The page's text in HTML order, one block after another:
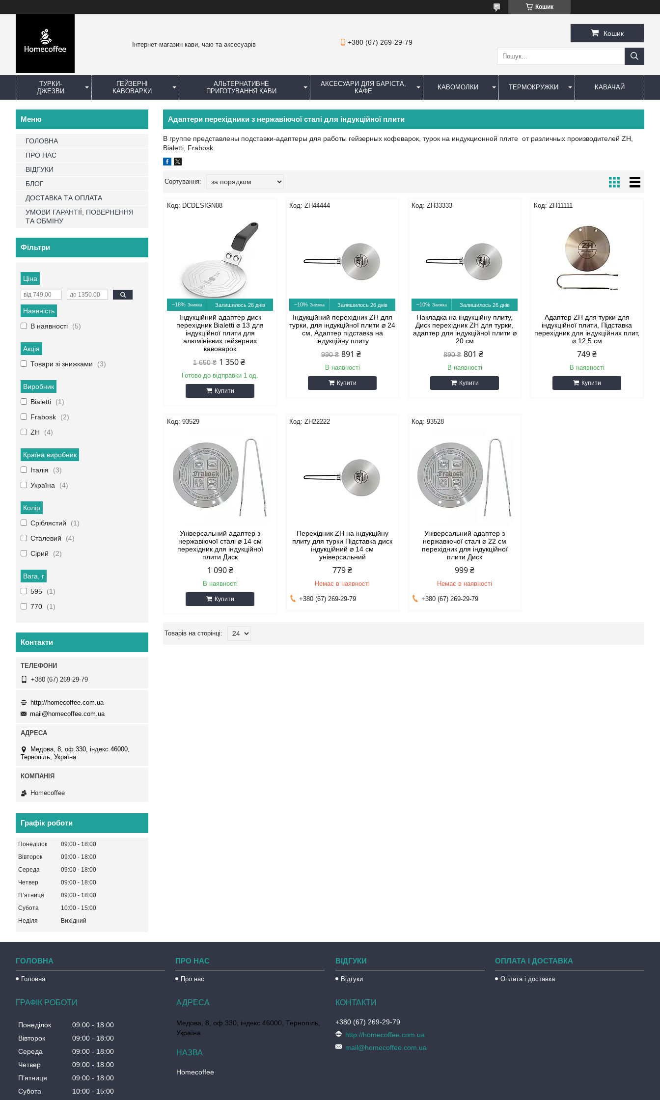
Кошик
Інтернет-магазин кави, чаю та аксесуарів +380 (67) 269-29-79
Кошик
ТУРКИ-
ДЖЕЗВИ
ГЕЙЗЕРНІ
КАВОВАРКИ
АЛЬТЕРНАТИВНЕ
ПРИГОТУВАННЯ КАВИ
АКСЕСУАРИ ДЛЯ БАРІСТА,
КАФЕ
КАВОМОЛКИ ТЕРМОКРУЖКИ КАВАЧАЙ
Адаптери перехідники з нержавіючої сталі для індукційної плити
В группе представлены подставки-адаптеры для работы гейзерных кофеварок, турок на индукционной плите от различных производителей ZH,
Bialetti, Frabosk.
DCDESIGN08
–18% Залишилось 26 днів
Індукційний адаптер диск
перехідник Bialetti ⌀ 13 для
індукційної плити для
алюмінієвих гейзерних
кавоварок
1 650 ₴ 1 350 ₴
Готово до відправки 1 од.
Купити
ZH44444
–10% Залишилось 26 днів
Індукційний перехідник ZH для
турки, для індукційної плити ⌀ 24
см, Адаптер підставка на
індукційну плиту
990 ₴ 891 ₴
В наявності
Купити
ZH33333
–10% Залишилось 26 днів
Накладка на індукційну плиту,
Диск перехідник ZH для турки,
адаптер для індукційної плити ⌀
20 см
890 ₴ 801 ₴
В наявності
Купити
ZH11111
Адаптер ZH для турки для
індукційної плити, Підставка
перехідник для індукційних плит,
⌀ 12,5 см
749 ₴
В наявності
Купити
93529
Універсальний адаптер з
нержавіючої сталі ⌀ 14 см
перехідник для індукційної
плити Диск
1 090 ₴
В наявності
Купити
ZH22222
Перехідник ZH на індукційну
плиту для турки Підставка диск
індукційний ⌀ 14 см
універсальний
779 ₴
Немає в наявності
+380 (67) 269-29-79
93528
Універсальний адаптер з
нержавіючої сталі ⌀ 22 см
перехідник для індукційної
плити Диск
999 ₴
Немає в наявності
+380 (67) 269-29-79
ГОЛОВНА
ПРО НАС
ВІДГУКИ
БЛОГ
ДОСТАВКА ТА ОПЛАТА
УМОВИ ГАРАНТІЇ, ПОВЕРНЕННЯ
ТА ОБМІНУ
Фільтри
Ціна
Наявність
В наявності
5
Акція
Товари зі знижками
3
Виробник
Bialetti
1
Frabosk
2
ZH
4
Країна виробник
Італія
3
Україна
4
Колір
Сріблястий
1
Сталевий
4
Сірий
2
Вага, г
595
1
770
1
Контакти
+380 (67) 269-29-79
http://homecoffee.com.ua
mail@homecoffee.com.ua
Медова, 8, оф.330, індекс 46000,
Тернопіль, Україна
Homecoffee
Графік роботи
Понеділок 09:00
18:00
Вівторок
09:00
18:00
Середа
09:00
18:00
Четвер
09:00
18:00
Пʼятниця
09:00
18:00
Субота
10:00
15:00
Неділя
Вихідний
ГОЛОВНА
Головна
ПРО НАС
Про нас
ВІДГУКИ
Відгуки
ОПЛАТА І ДОСТАВКА
Оплата і доставка
ГРАФІК РОБОТИ
Понеділок 09:00
18:00
Вівторок
09:00
18:00
Середа
09:00
18:00
Четвер
09:00
18:00
Пʼятниця
09:00
18:00
Субота
10:00 15:00
Медова, 8, оф.330, індекс 46000, Тернопіль,
Україна
Homecoffee
+380 (67) 269-29-79
http://homecoffee.com.ua
mail@homecoffee.com.ua